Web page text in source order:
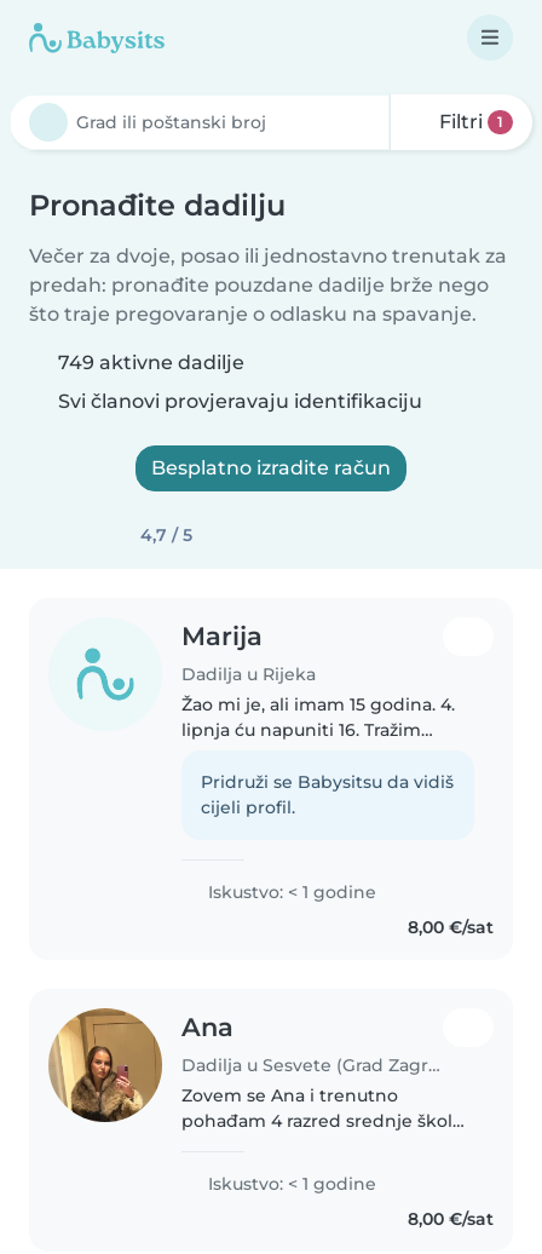
Filtri 1
Pronađite dadilju
Večer za dvoje, posao ili jednostavno trenutak za
predah: pronađite pouzdane dadilje brže nego
što traje pregovaranje o odlasku na spavanje.
749 aktivne dadilje
Svi članovi provjeravaju identifikaciju
Besplatno izradite račun
4,7 / 5
Marija
Dadilja u Rijeka
Žao mi je, ali imam 15 godina. 4.
lipnja ću napuniti 16. Tražim
Poštovani, mlada sam i
odgovorna dadilja s kreativnim
Pridruži se Babysitsu da vidiš
cijeli profil.
Iskustvo: < 1 godine
8,00 €/sat
Ana
Dadilja u Sesvete (Grad Zagreb)
Zovem se Ana i trenutno
pohađam 4 razred srednje škole.
djece. Oduvijek sam voljela
provoditi vrijeme s djecom,
Iskustvo: < 1 godine
8,00 €/sat